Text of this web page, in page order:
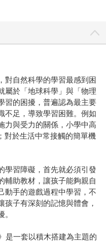
對自然科學的學習最感到困
屬於「地球科學」與「物理
習的困擾，普遍認為最主要
不足，導致學習困難。例如
力與受力的關係，小學中高
對於生活中常接觸的簡單機
學習障礙，首先就必須引發
輔助教材，讓孩子能夠親自
動手的遊戲過程中學習，不
子有深刻的記憶與體會，
是一套以積木搭建為主題的